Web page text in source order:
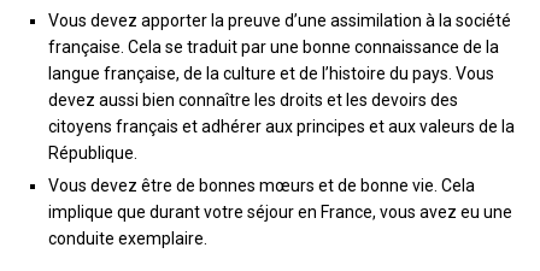
Vous devez apporter la preuve d’une assimilation à la société
française. Cela se traduit par une bonne connaissance de la
langue française, de la culture et de l’histoire du pays. Vous
devez aussi bien connaître les droits et les devoirs des
citoyens français et adhérer aux principes et aux valeurs de la
République.
Vous devez être de bonnes mœurs et de bonne vie. Cela
implique que durant votre séjour en France, vous avez eu une
conduite exemplaire.